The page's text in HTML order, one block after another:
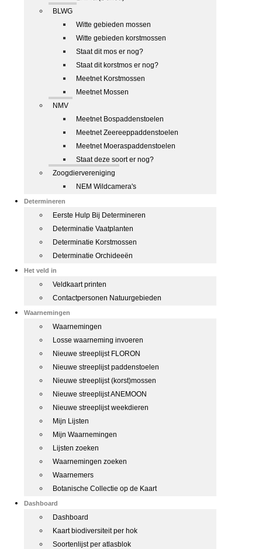
BLWG
Witte gebieden mossen
Witte gebieden korstmossen
Staat dit mos er nog?
Staat dit korstmos er nog?
Meetnet Korstmossen
Meetnet Mossen
NMV
Meetnet Bospaddenstoelen
Meetnet Zeereeppaddenstoelen
Meetnet Moeraspaddenstoelen
Staat deze soort er nog?
Zoogdiervereniging
NEM Wildcamera's
Determineren
Eerste Hulp Bij Determineren
Determinatie Vaatplanten
Determinatie Korstmossen
Determinatie Orchideeën
Het veld in
Veldkaart printen
Contactpersonen Natuurgebieden
Waarnemingen
Waarnemingen
Losse waarneming invoeren
Nieuwe streeplijst FLORON
Nieuwe streeplijst paddenstoelen
Nieuwe streeplijst (korst)mossen
Nieuwe streeplijst ANEMOON
Nieuwe streeplijst weekdieren
Mijn Lijsten
Mijn Waarnemingen
Lijsten zoeken
Waarnemingen zoeken
Waarnemers
Botanische Collectie op de Kaart
Dashboard
Dashboard
Kaart biodiversiteit per hok
Soortenlijst per atlasblok